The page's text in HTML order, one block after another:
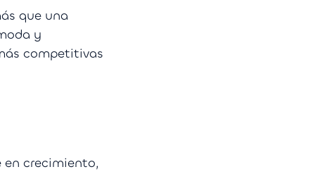
que una
y
competitivas
crecimiento,